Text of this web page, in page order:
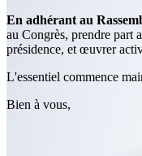
En adhérant au
au Congrès, prendre part
présidence, et œuvrer
L'essentiel commence
Bien à vous,